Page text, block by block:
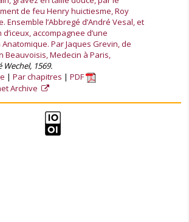
de feu Henry huictiesme, Roy
Ensemble l’Abbregé d’André Vesal, et
d’iceux, accompagnee d’une
Par Jaques Grevin, de
Beauvoisis, Medecin à Paris,
Wechel, 1569.
Par chapitres
PDF
Archive